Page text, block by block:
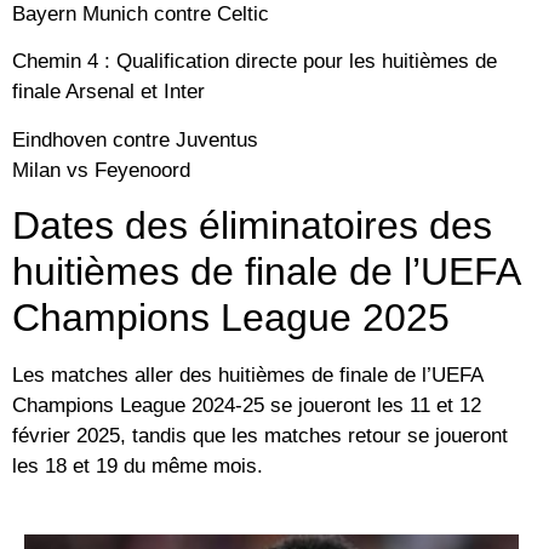
Bayern Munich contre Celtic
Chemin 4 : Qualification directe pour les huitièmes de
finale Arsenal et Inter
Eindhoven contre Juventus
Milan vs Feyenoord
Dates des éliminatoires des
huitièmes de finale de l’UEFA
Champions League 2025
Les matches aller des huitièmes de finale de l’UEFA
Champions League 2024-25 se joueront les 11 et 12
février 2025, tandis que les matches retour se joueront
les 18 et 19 du même mois.